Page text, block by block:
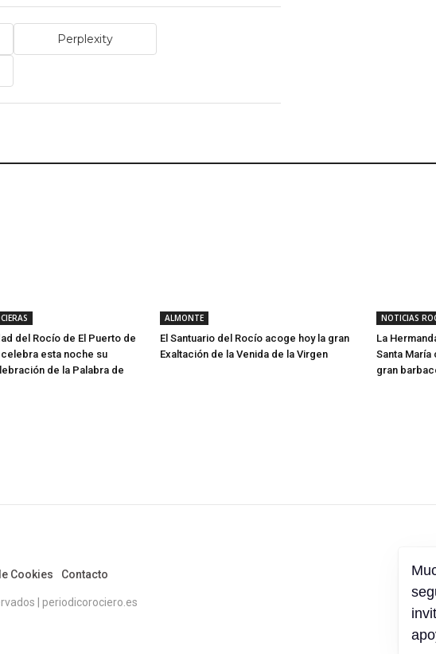
Perplexity
del Rocío de El Puerto de
celebra esta noche su
de la Palabra de
ALMONTE
El Santuario del Rocío acoge hoy la gran
Exaltación de la Venida de la Virgen
NOTICIAS
La
Santa
gran
Cookies Contacto
| periodicorociero.es